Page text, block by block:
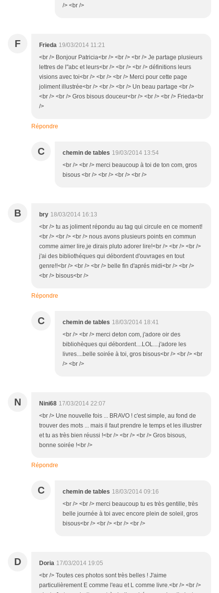
/> <br />
F Frieda 19/03/2014 11:21
<br /> Bonjour Patricia<br /> <br /> <br /> Je partage plusieurs
lettres de l"abc et leurs<br /> <br /> <br /> définitions leurs
visions avec toi<br /> <br /> <br /> Merci pour cette page
joliment illustrée<br /> <br /> <br /> Un beau partage <br />
<br /> <br /> Gros bisous douceur<br /> <br /> <br /> Frieda<br
/>
Répondre
C chemin de tables 19/03/2014 13:54
<br /> <br /> merci beaucoup à toi de ton com, gros
bisous <br /> <br /> <br /> <br />
B bry 18/03/2014 16:13
<br /> tu as joliment répondu au tag qui circule en ce moment!
<br /> <br /> <br /> nous avons plusieurs points en commun
comme aimer lire,je dirais pluto adorer lire!<br /> <br /> <br />
j'ai des bibliothéques qui débordent d'ouvrages en tout
genre!!<br /> <br /> <br /> belle fin d'aprés midi<br /> <br />
<br /> bisous<br />
Répondre
C chemin de tables 18/03/2014 18:41
<br /> <br /> merci deton com, j'adore oir des
bibliohèques qui débordent....LOL....j'adore les
livres....belle soirée à toi, gros bisous<br /> <br /> <br
/> <br />
N Nini68 17/03/2014 22:07
<br /> Une nouvelle fois ... BRAVO ! c'est simple, au fond de
trouver des mots ... mais il faut prendre le temps et les illustrer
et tu as très bien réussi !<br /> <br /> <br /> Gros bisous,
bonne soirée !<br />
Répondre
C chemin de tables 18/03/2014 09:16
<br /> <br /> merci beaucoup tu es très gentille, très
belle journée à toi avec encore plein de soleil, gros
bisous<br /> <br /> <br /> <br />
D Doria 17/03/2014 19:05
<br /> Toutes ces photos sont très belles ! J'aime
particulièrement E comme l'eau et L comme livre.<br /> <br />